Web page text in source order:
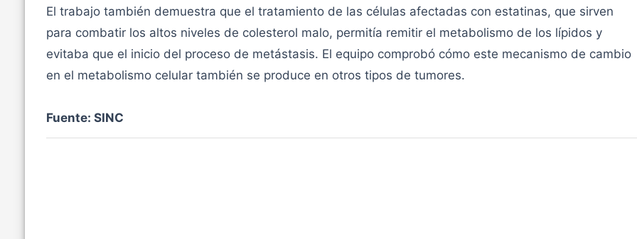
El trabajo también demuestra que el tratamiento de las células afectadas con estatinas, que sirven
para combatir los altos niveles de colesterol malo, permitía remitir el metabolismo de los lípidos y
evitaba que el inicio del proceso de metástasis. El equipo comprobó cómo este mecanismo de cambio
en el metabolismo celular también se produce en otros tipos de tumores.
Fuente: SINC